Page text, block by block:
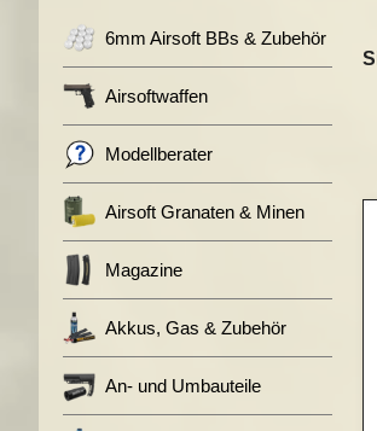
6mm Airsoft BBs & Zubehör
Airsoftwaffen
Modellberater
Airsoft Granaten & Minen
Magazine
Akkus, Gas & Zubehör
An- und Umbauteile